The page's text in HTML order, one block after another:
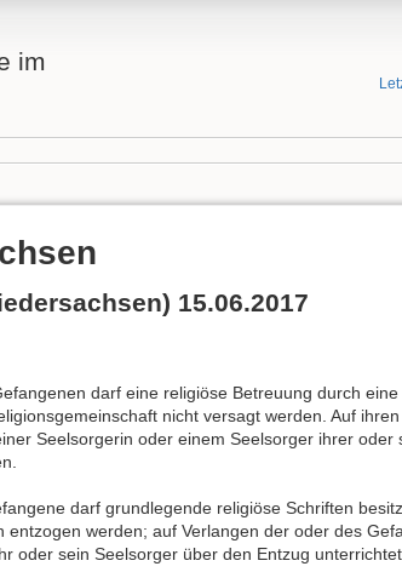
im
15.06.2017
darf eine religiöse Betreuung durch
nicht versagt werden. Auf
Seelsorgerin oder einem Seelsorger ihrer oder
darf grundlegende religiöse Schriften
entzogen werden; auf Verlangen der oder des
oder sein Seelsorger über den Entzug